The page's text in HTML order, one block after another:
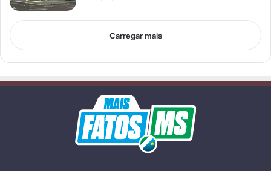
Carregar mais